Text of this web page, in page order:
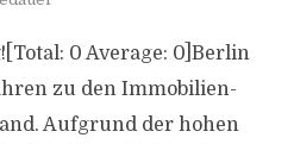
0 Average: 0]Berlin
zu den Immobilien-
Aufgrund der hohen